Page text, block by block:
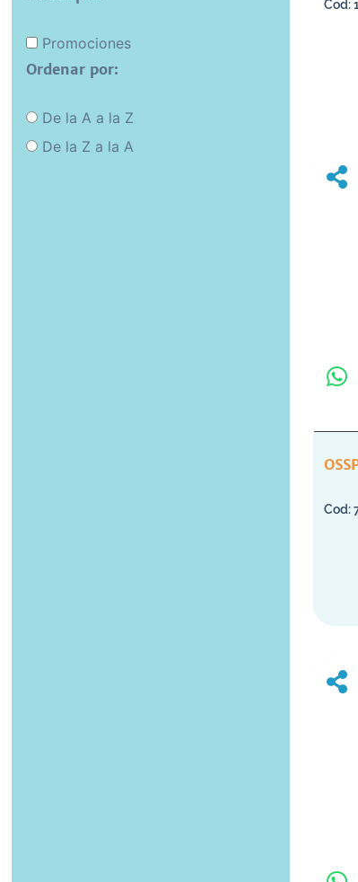
Promociones
Ordenar por:
De la A a la Z
De la Z a la A